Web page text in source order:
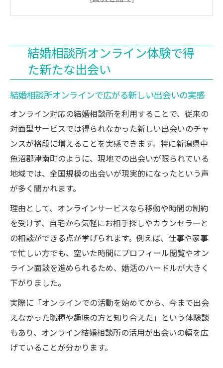
結婚相談所オンライン利用後の驚きの変化
とは
結婚相談所オンライン体験者が語る出会い
方の違い
津南町女性が語る結婚相談所利用の本音
津南町女性が実感した結婚相談所オンライ
ンの良さ
結婚相談所オンラインに寄せられる津南町
女性の声
の安心感
結婚相談所オンライン利用で変わる婚活意
識
津南町女性が選ぶ結婚相談所オンラインの
理由
忙しい毎日に最適なオンライン婚活の実感
結婚相談所オンラインで叶える効率的な婚
活
忙しい女性に最適な結婚相談所オンライン
結婚相談所オンライン体験で得
た新たな出会い
結婚相談所オンラインで広がる新しい出会いの実感
オンライン対応の結婚相談所を利用することで、従来の
対面型サービスでは得られなかった新しい出会いのチャ
ンスが格段に増えることを実感できます。特に新潟県中
魚沼郡津南町のように、現地での出会いが限られている
地域では、全国規模の出会いが現実的になったという声
が多く聞かれます。
理由として、オンラインサービスなら移動や時間の制約
を受けず、自宅から気軽にお相手探しやカウンセラーと
の相談ができる点が挙げられます。例えば、仕事や家事
で忙しい方でも、空いた時間にプロフィール閲覧やオン
ライン面談を進められるため、婚活のハードルが大きく
下がりました。
実際に「オンラインでの活動を始めてから、今まで出会
えなかった職種や趣味の方と知り合えた」という体験談
もあり、オンライン結婚相談所の活用が出会いの幅を広
げていることが分かります。